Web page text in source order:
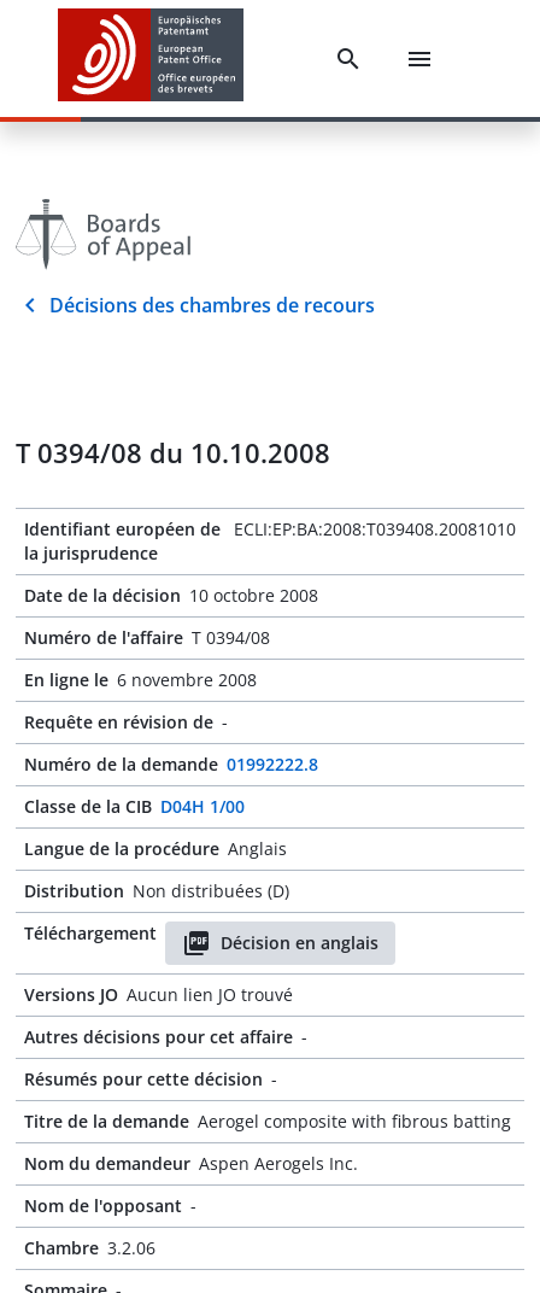
Décisions des chambres de recours
T 0394/08 du 10.10.2008
Identifiant européen de
la jurisprudence
ECLI:EP:BA:2008:T039408.20081010
Date de la décision 10 octobre 2008
Numéro de l'affaire T 0394/08
En ligne le 6 novembre 2008
Requête en révision de -
Numéro de la demande 01992222.8
Classe de la CIB D04H 1/00
Langue de la procédure Anglais
Distribution Non distribuées (D)
Téléchargement
Décision en anglais
Versions JO Aucun lien JO trouvé
Autres décisions pour cet affaire -
Résumés pour cette décision -
Titre de la demande Aerogel composite with fibrous batting
Nom du demandeur Aspen Aerogels Inc.
Nom de l'opposant -
Chambre 3.2.06